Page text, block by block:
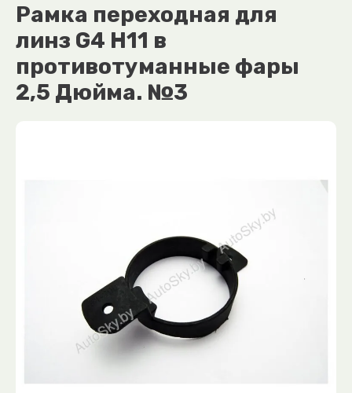
Рамка переходная для
линз G4 H11 в
противотуманные фары
2,5 Дюйма. №3